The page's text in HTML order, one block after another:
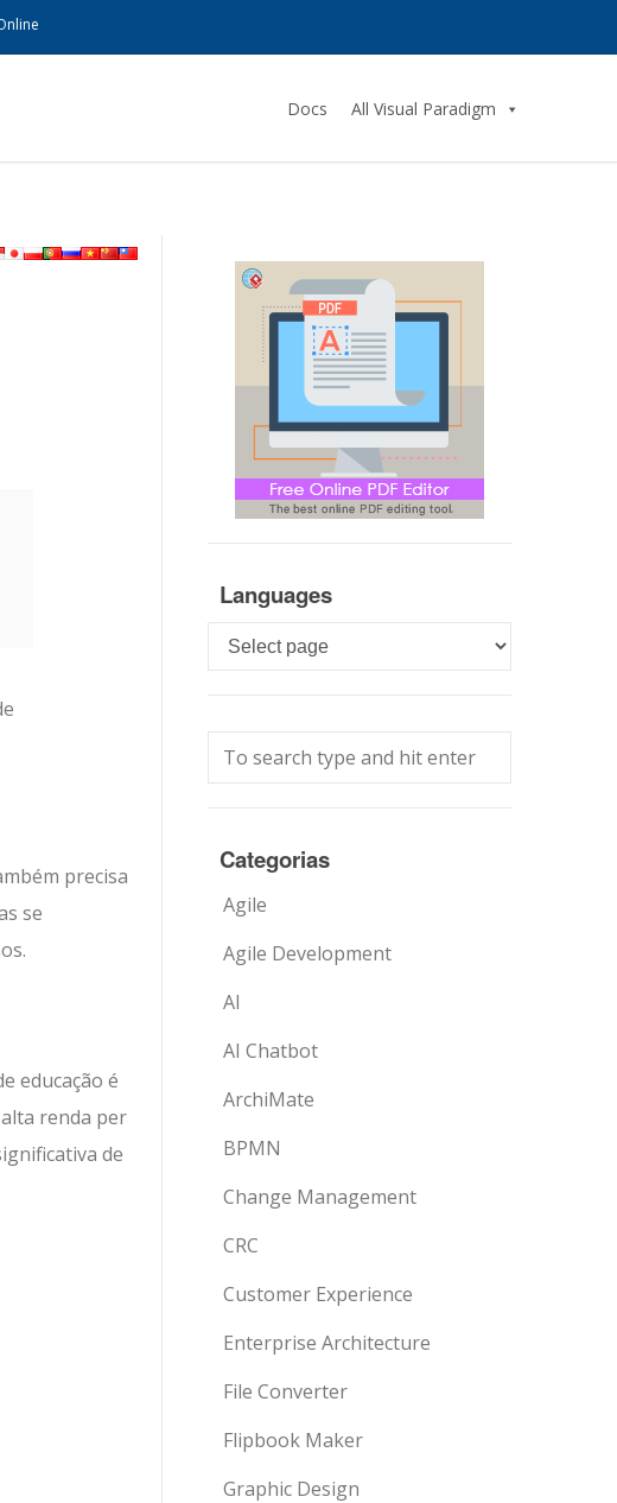
Docs All Visual Paradigm
precisa
se
educação é
renda per
de
Languages
Languages
Categorias
Agile
Agile Development
AI
AI Chatbot
ArchiMate
BPMN
Change Management
CRC
Customer Experience
Enterprise Architecture
File Converter
Flipbook Maker
Graphic Design